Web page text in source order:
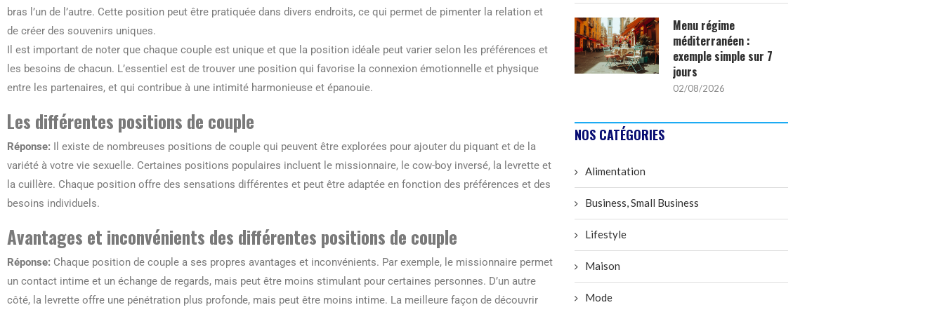
bras l’un de l’autre. Cette position peut être pratiquée dans divers endroits, ce qui permet de pimenter la relation et
de créer des souvenirs uniques.
Il est important de noter que chaque couple est unique et que la position idéale peut varier selon les préférences et
les besoins de chacun. L’essentiel est de trouver une position qui favorise la connexion émotionnelle et physique
entre les partenaires, et qui contribue à une intimité harmonieuse et épanouie.
Les différentes positions de couple
Réponse: Il existe de nombreuses positions de couple qui peuvent être explorées pour ajouter du piquant et de la
variété à votre vie sexuelle. Certaines positions populaires incluent le missionnaire, le cow-boy inversé, la levrette et
la cuillère. Chaque position offre des sensations différentes et peut être adaptée en fonction des préférences et des
besoins individuels.
Avantages et inconvénients des différentes positions de couple
Réponse: Chaque position de couple a ses propres avantages et inconvénients. Par exemple, le missionnaire permet
un contact intime et un échange de regards, mais peut être moins stimulant pour certaines personnes. D’un autre
côté, la levrette offre une pénétration plus profonde, mais peut être moins intime. La meilleure façon de découvrir
Menu régime
méditerranéen :
exemple simple sur 7
jours
02/08/2026
NOS CATÉGORIES
Alimentation
Business, Small Business
Lifestyle
Maison
Mode